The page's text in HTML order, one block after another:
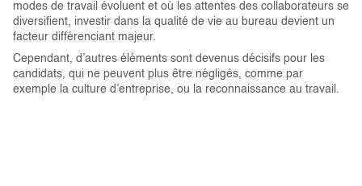
modes de travail évoluent et où les attentes des collaborateurs se
diversifient, investir dans la qualité de vie au bureau devient un
facteur différenciant majeur.
Cependant, d’autres éléments sont devenus décisifs pour les
candidats, qui ne peuvent plus être négligés, comme par
exemple la culture d’entreprise, ou la reconnaissance au travail.